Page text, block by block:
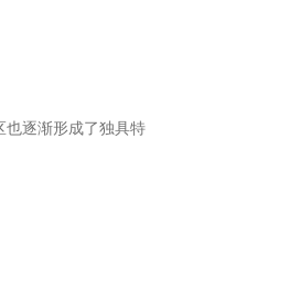
也逐渐形成了独具特